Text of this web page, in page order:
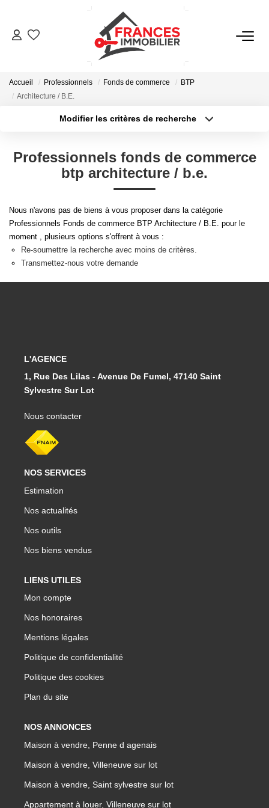
ESTIMATION
NOTRE AGENCE
CONTACT
Accueil Professionnels Fonds de commerce
BTP
Architecture / B.E.
Modifier les critères de recherche
Sélectionnez...
Type de bien
Surface min
Créer une alerte
Professionnels fonds de commerce
btp architecture / b.e.
Nous n'avons pas de biens à vous proposer dans la catégorie
Professionnels Fonds de commerce BTP Architecture / B.E. pour le
moment , plusieurs options s'offrent à vous :
Re-soumettre la recherche avec moins de critères.
Transmettez-nous votre demande
L'AGENCE
1, Rue Des Lilas - Avenue De Fumel, 47140 Saint
Sylvestre Sur Lot
Nous contacter
NOS SERVICES
Estimation
Nos actualités
Nos outils
Nos biens vendus
LIENS UTILES
Mon compte
Nos honoraires
Mentions légales
Politique de confidentialité
Politique des cookies
Plan du site
NOS ANNONCES
Maison à vendre, Penne d agenais
Maison à vendre, Villeneuve sur lot
Maison à vendre, Saint sylvestre sur lot
Appartement à louer, Villeneuve sur lot